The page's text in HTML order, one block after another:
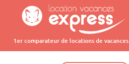
1er comparateur de locations de vacances